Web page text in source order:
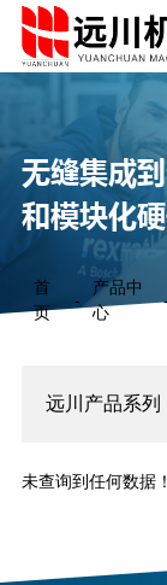
无缝集成
和模块化
首
页
-
产品中
心
远川产品系列
未查询到任何数据！